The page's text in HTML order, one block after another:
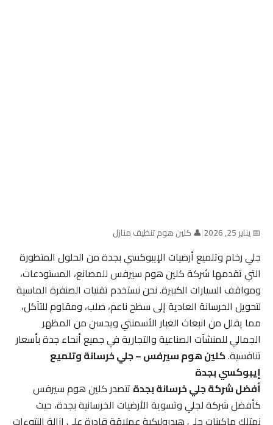
📅 يناير 25, 2026 |👤 كلين هوم تنظيف منازل
جلي رخام وتلميع أرضيات الإيبوكسي بجدة من الحلول المتطورة
التي تقدمها شركة كلين هوم سيرفس للمصانع، المستودعات،
ومواقف السيارات الكبيرة. نحن نستخدم تقنيات الصنفرة الماسية
لتحويل الخرسانة العادية إلى سطح ناعم، صلب، ومقاوم للتآكل،
مما يقلل من انبعاث الغبار الأسمنتي ويحسن من المظهر
الجمالي للمنشآت الصناعية والتجارية في جميع أنحاء جدة بأسعار
تنافسية.كلين هوم سيرفس – جلي خرسانة وتلميع
إيبوكسي بجدة
أفضل شركة جلي خرسانة بجدةتتصدر كلين هوم سيرفس
كأفضل شركة لجلي وتسوية الأرضيات الخرسانية بجدة، حيث